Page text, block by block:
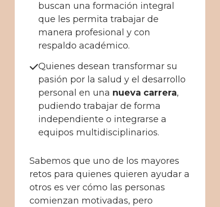
buscan una formación integral
que les permita trabajar de
manera profesional y con
respaldo académico.
Quienes desean transformar su
pasión por la salud y el desarrollo
personal en una nueva carrera,
pudiendo trabajar de forma
independiente o integrarse a
equipos multidisciplinarios.
Sabemos que uno de los mayores
retos para quienes quieren ayudar a
otros es ver cómo las personas
comienzan motivadas, pero